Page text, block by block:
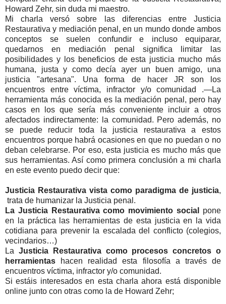
Howard Zehr, sin duda mi maestro.
Mi charla versó sobre las diferencias entre Justicia
Restaurativa y mediación penal, en un mundo donde ambos
conceptos se suelen confundir e incluso equiparar,
quedarnos en mediación penal significa limitar las
posibilidades y los beneficios de esta justicia mucho más
humana, justa y como decía ayer un buen amigo, una
justicia "artesana". Una forma de hacer JR son los
encuentros entre víctima, infractor y/o comunidad .—La
herramienta más conocida es la mediación penal, pero hay
casos en los que sería más conveniente incluir a otros
afectados indirectamente: la comunidad. Pero además, no
se puede reducir toda la justicia restaurativa a estos
encuentros porque habrá ocasiones en que no puedan o no
deban celebrarse. Por eso, esta justicia es mucho más que
sus herramientas. Así como primera conclusión a mi charla
en este evento puedo decir que:
Justicia Restaurativa vista como paradigma de justicia,
trata de humanizar la Justicia penal.
La Justicia Restaurativa como movimiento social pone
en la práctica las herramientas de esta justicia en la vida
cotidiana para prevenir la escalada del conflicto (colegios,
vecindarios…)
La Justicia Restaurativa como procesos concretos o
herramientas hacen realidad esta filosofía a través de
encuentros víctima, infractor y/o comunidad.
Si estáis interesados en esta charla ahora está disponible
online junto con otras como la de Howard Zehr;